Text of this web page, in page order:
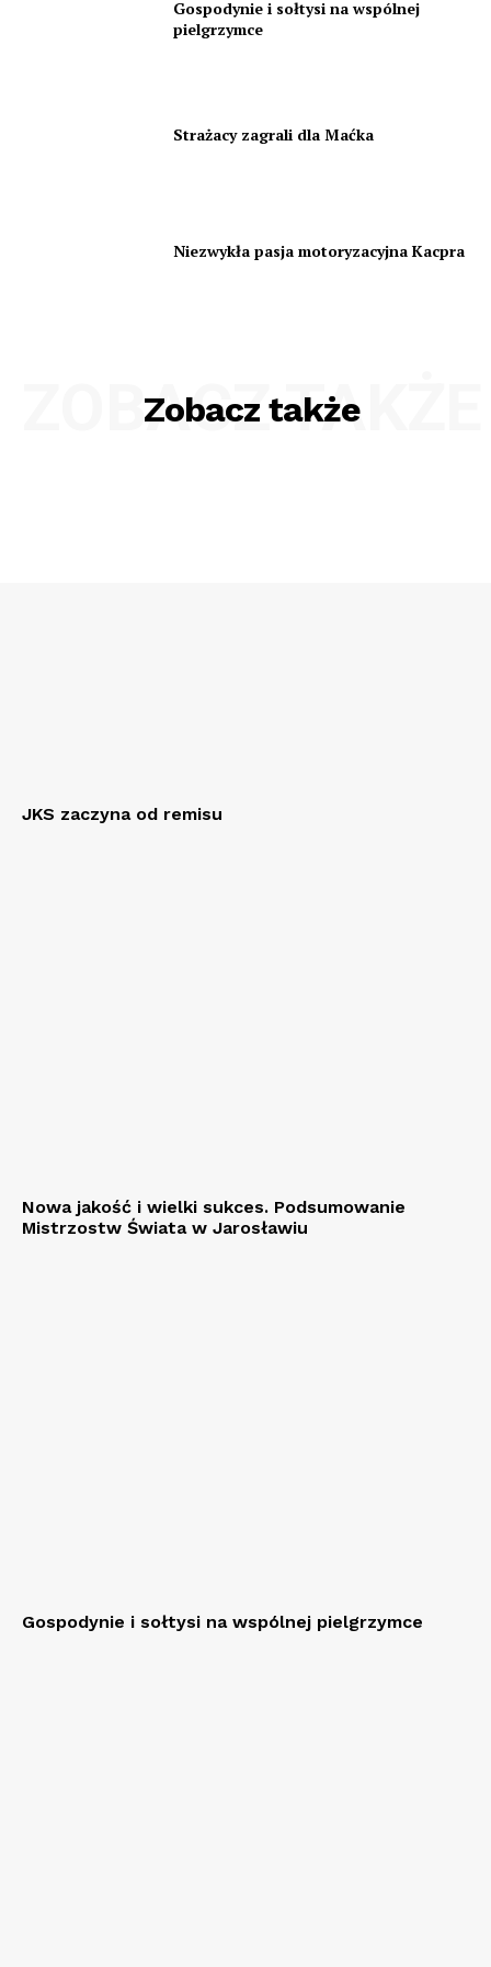
Gospodynie i sołtysi na wspólnej
pielgrzymce
Strażacy zagrali dla Maćka
Niezwykła pasja motoryzacyjna Kacpra
Zobacz także
ZOBACZ TAKŻE
JKS zaczyna od remisu
Nowa jakość i wielki sukces. Podsumowanie
Mistrzostw Świata w Jarosławiu
Gospodynie i sołtysi na wspólnej pielgrzymce